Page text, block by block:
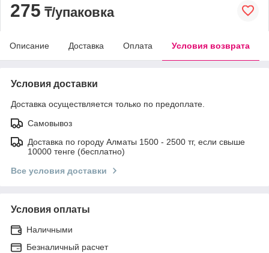
275 ₸/упаковка
Описание Доставка Оплата Условия возврата
Условия доставки
Доставка осуществляется только по предоплате.
Самовывоз
Доставка по городу Алматы 1500 - 2500 тг, если свыше
10000 тенге (бесплатно)
Все условия доставки
Условия оплаты
Наличными
Безналичный расчет